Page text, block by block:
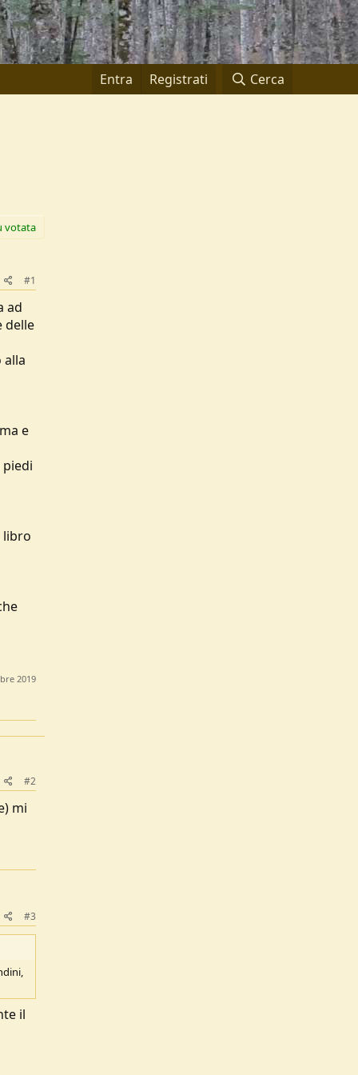
Entra Registrati Cerca
votata
#1
ad
delle
alla
e
libro
2019
#2
mi
#3
il